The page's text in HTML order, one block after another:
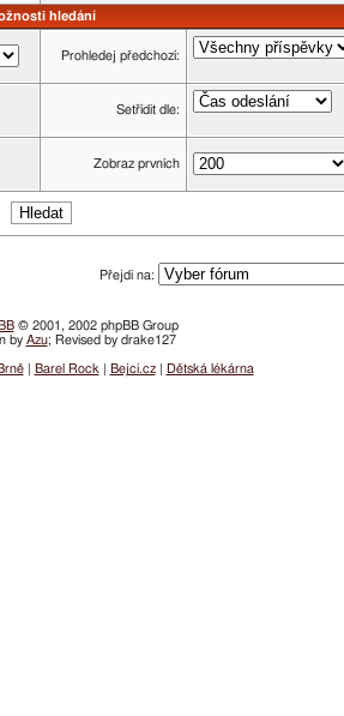
hledání
Prohledej předchozí:
Setřídit dle:
Zobraz prvních
Přejdi na:
© 2001, 2002 phpBB Group
by Azu; Revised by drake127
| Barel Rock Bejci.cz| Dětská lékárna